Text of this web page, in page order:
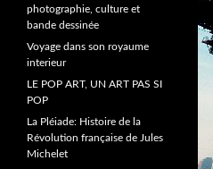
h
e
r
photographie, culture et
bande dessinée
Voyage dans son royaume
interieur
LE POP ART, UN ART PAS SI
POP
La Pléiade: Histoire de la
Révolution française de Jules
Michelet